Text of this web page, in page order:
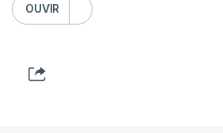
OUVIR